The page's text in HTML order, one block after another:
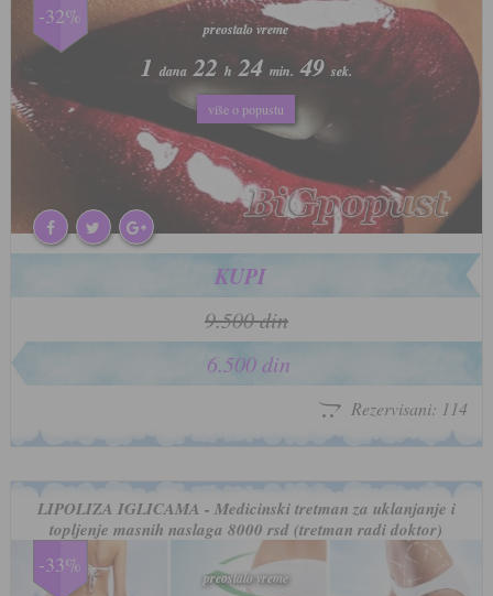
-32%
preostalo vreme
1dana 22 h 24 min. 46 sek.
više o popustu
preostalo vreme
1dana 22 h 24 min. 46 sek.
više o popustu
KUPI
9.500 din
6.500 din
Rezervisani: 114
LIPOLIZA IGLICAMA - Medicinski tretman za uklanjanje i
topljenje masnih naslaga 8000 rsd (tretman radi doktor)
-33%
preostalo vreme
preostalo vreme